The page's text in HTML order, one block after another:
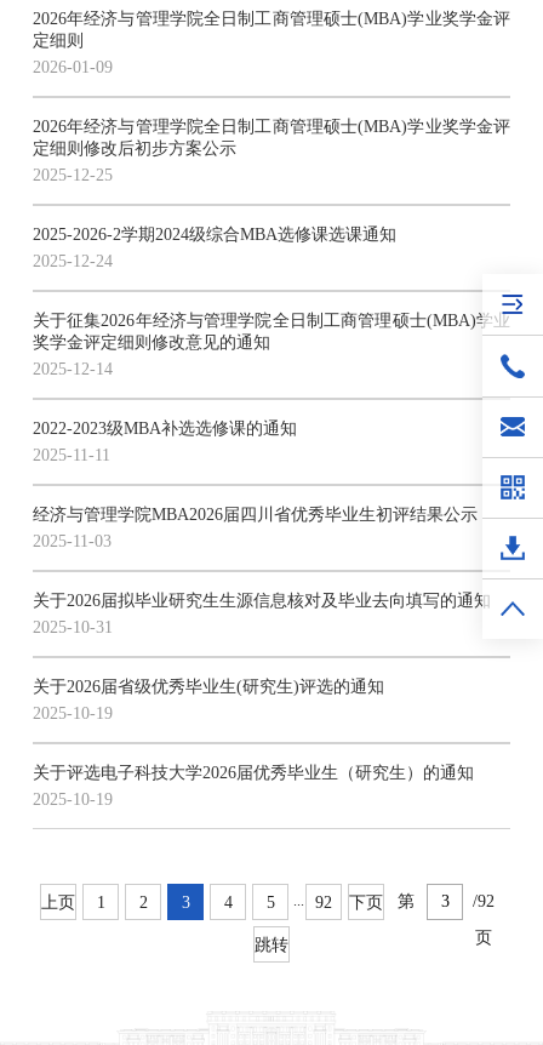
2026年经济与管理学院全日制工商管理硕士(MBA)学业奖学金评
定细则
2026-01-09
2026年经济与管理学院全日制工商管理硕士(MBA)学业奖学金评
定细则修改后初步方案公示
2025-12-25
2025-2026-2学期2024级综合MBA选修课选课通知
2025-12-24
关于征集2026年经济与管理学院全日制工商管理硕士(MBA)学业
奖学金评定细则修改意见的通知
2025-12-14
2022-2023级MBA补选选修课的通知
2025-11-11
经济与管理学院MBA2026届四川省优秀毕业生初评结果公示
2025-11-03
关于2026届拟毕业研究生生源信息核对及毕业去向填写的通知
2025-10-31
关于2026届省级优秀毕业生(研究生)评选的通知
2025-10-19
关于评选电子科技大学2026届优秀毕业生（研究生）的通知
2025-10-19
上页 1 2 3 4 5 92 下页 第
/92
页
跳转